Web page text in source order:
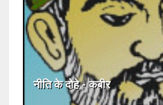
नीति के दोहे - कबीर